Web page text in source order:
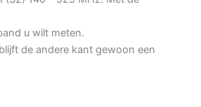
u wilt meten.
de andere kant gewoon een